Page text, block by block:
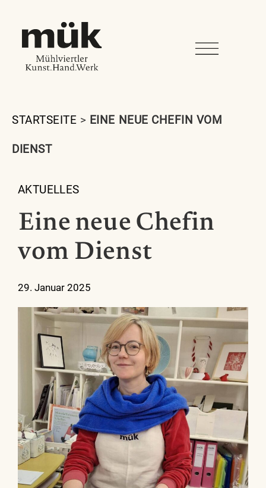
STARTSEITE > EINE NEUE CHEFIN VOM
DIENST
AKTUELLES
Eine neue Chefin
vom Dienst
29. Januar 2025